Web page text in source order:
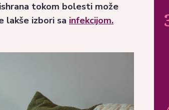
tokom bolesti može
lakše izbori sa infekcijom.